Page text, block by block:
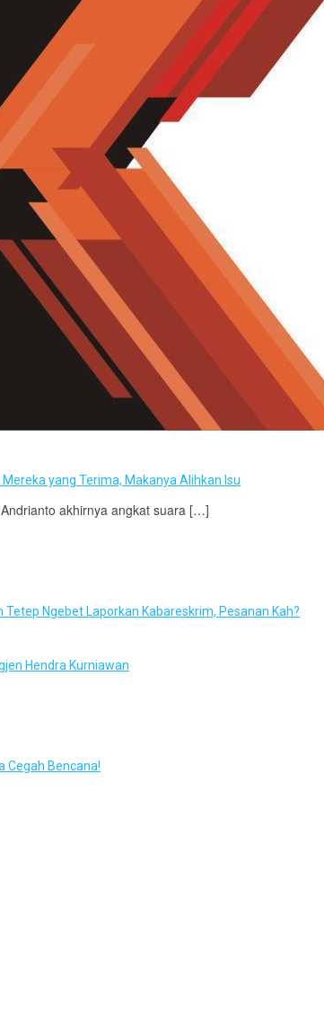
yang Terima, Makanya Alihkan Isu
akhirnya angkat suara […]
Ngebet Laporkan Kabareskrim, Pesanan Kah?
Hendra Kurniawan
Cegah Bencana!